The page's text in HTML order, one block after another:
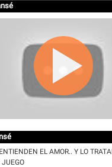
EL AMOR.. Y LO
JUEGO